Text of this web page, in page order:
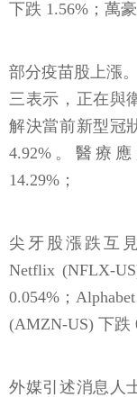
下跌 1.56%；萬
部分疫苗股上漲
三表示，正在與
解決當前新型冠
4.92%。醫療
14.29%；
尖牙股漲跌互
Netflix (NFLX-
0.054%；
(AMZN-US) 下跌
外媒引述消息人